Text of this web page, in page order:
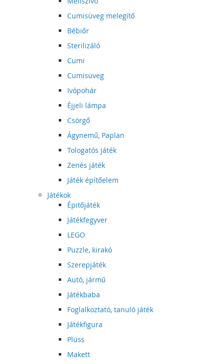
Cumisüveg melegítő
Bébiőr
Sterilizáló
Cumi
Cumisüveg
Ivópohár
Éjjeli lámpa
Csörgő
Ágynemű, Paplan
Tologatós játék
Zenés játék
Játék építőelem
Játékok
Épitőjáték
Játékfegyver
LEGO
Puzzle, kirakó
Szerepjáték
Autó, jármű
Játékbaba
Foglalkoztató, tanuló játék
Játékfigura
Plüss
Makett